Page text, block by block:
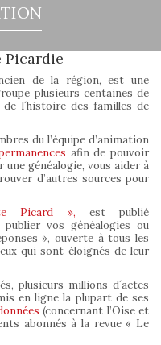
Picardie
de la région, est une
plusieurs centaines de
l´histoire des familles de
du l’équipe d’animation
afin de pouvoir
généalogie, vous aider à
d’autres sources pour
Picard », est publié
vos généalogies ou
», ouverte à tous les
qui sont éloignés de leur
plusieurs millions d´actes
en ligne la plupart de ses
(concernant l’Oise et
abonnés à la revue « Le